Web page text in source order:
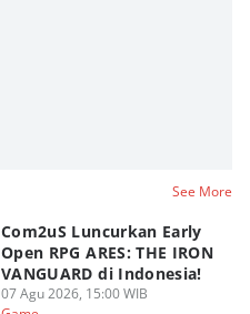
See More
Com2uS Luncurkan Early
Open RPG ARES: THE IRON
VANGUARD di Indonesia!
07 Agu 2026, 15:00 WIB